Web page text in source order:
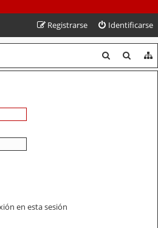
Identificarse
Registrarse
u
u
en esta sesión